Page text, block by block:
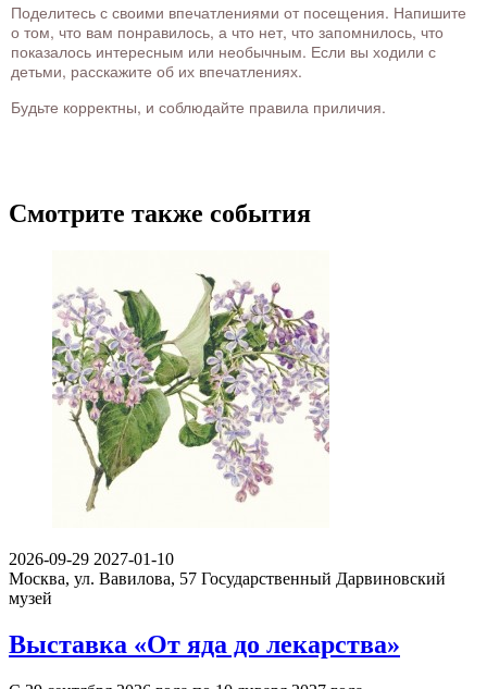
Поделитесь с своими впечатлениями от посещения. Напишите
о том, что вам понравилось, а что нет, что запомнилось, что
показалось интересным или необычным. Если вы ходили с
детьми, расскажите об их впечатлениях.
Будьте корректны, и соблюдайте правила приличия.
Смотрите также события
2026-09-29 2027-01-10
Москва, ул. Вавилова, 57 Государственный Дарвиновский
музей
Выставка «От яда до лекарства»